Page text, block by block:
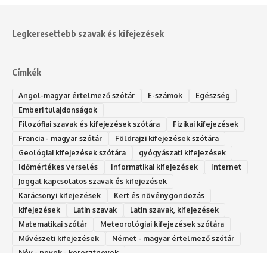
Legkeresettebb szavak és kifejezések
Címkék
Angol-magyar értelmező szótár E-számok
Egészség
Emberi tulajdonságok
Filozófiai szavak és kifejezések szótára
Fizikai kifejezések
Francia - magyar szótár
Földrajzi kifejezések szótára
Geológiai kifejezések szótára
gyógyászati kifejezések
Időmértékes verselés
Informatikai kifejezések
Internet
Joggal kapcsolatos szavak és kifejezések
Karácsonyi kifejezések
Kert és növénygondozás
kifejezések
Latin szavak
Latin szavak, kifejezések
Matematikai szótár
Meteorológiai kifejezések szótára
Művészeti kifejezések
Német - magyar értelmező szótár